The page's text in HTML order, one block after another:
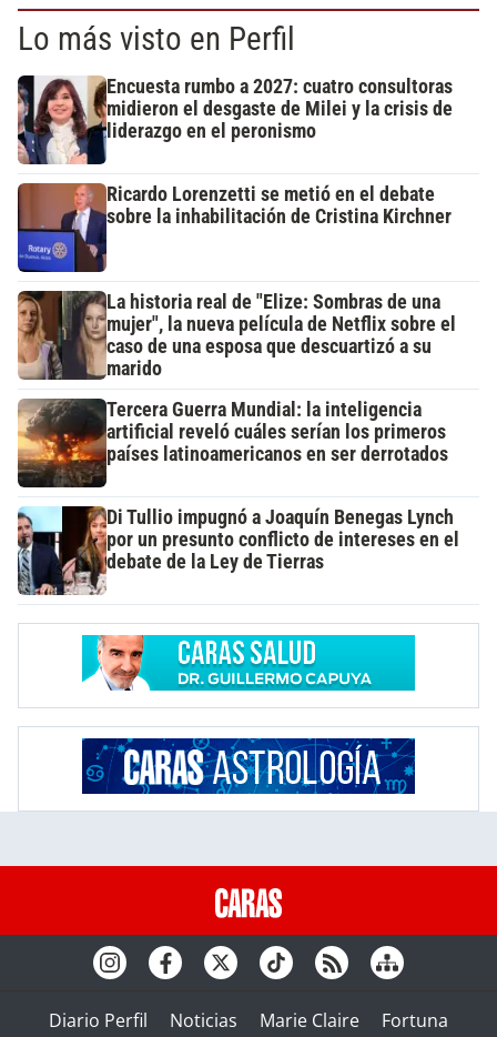
Lo más visto en Perfil
Encuesta rumbo a 2027: cuatro consultoras
midieron el desgaste de Milei y la crisis de
liderazgo en el peronismo
Ricardo Lorenzetti se metió en el debate
sobre la inhabilitación de Cristina Kirchner
La historia real de "Elize: Sombras de una
mujer", la nueva película de Netflix sobre el
caso de una esposa que descuartizó a su
marido
Tercera Guerra Mundial: la inteligencia
artificial reveló cuáles serían los primeros
países latinoamericanos en ser derrotados
Di Tullio impugnó a Joaquín Benegas Lynch
por un presunto conflicto de intereses en el
debate de la Ley de Tierras
Diario Perfil Noticias Marie Claire
Fortuna